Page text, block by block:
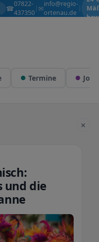
☎07822-
437350
| ✉info@regio-
ortenau.de
|
Termine Jobs
×
und die